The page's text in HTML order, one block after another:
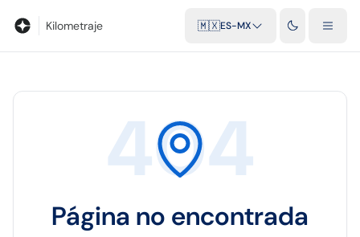
Kilometraje 🇲🇽ES-MX
404
Página no encontrada